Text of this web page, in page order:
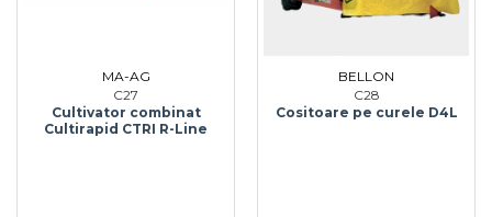
MA-AG
C27
Cultivator combinat
Cultirapid CTRI R-Line
BELLON
C28
Cositoare pe curele D4L